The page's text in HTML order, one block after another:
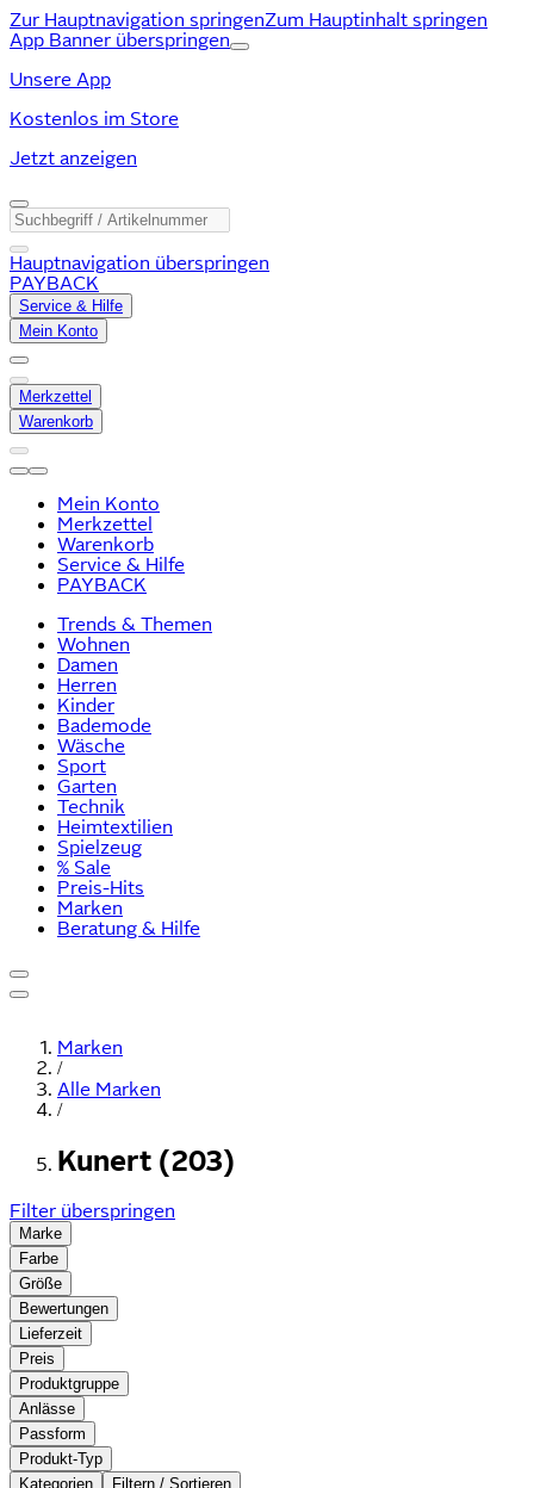
Zur Hauptnavigation springenZum Hauptinhalt springen
App Banner überspringen
Unsere App
Kostenlos im Store
Jetzt anzeigen
Hauptnavigation überspringen
PAYBACK
Service & Hilfe
Mein Konto
Merkzettel
Warenkorb
Mein Konto
Merkzettel
Warenkorb
Service & Hilfe
PAYBACK
Trends & Themen
Wohnen
Damen
Herren
Kinder
Bademode
Wäsche
Sport
Garten
Technik
Heimtextilien
Spielzeug
% Sale
Preis-Hits
Marken
Beratung & Hilfe
Marken
/
Alle Marken
/
Kunert (203)
Filter überspringen
Marke
Farbe
Größe
Bewertungen
Lieferzeit
Preis
Produktgruppe
Anlässe
Passform
Produkt-Typ
Kategorien
Filtern / Sortieren